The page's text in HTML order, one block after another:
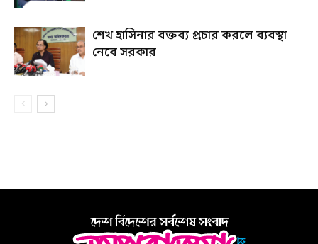
শেখ হাসিনার বক্তব্য প্রচার করলে ব্যবস্থা
নেবে সরকার